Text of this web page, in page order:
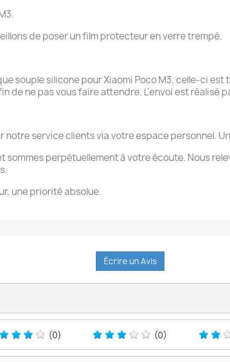
de poser un film protecteur en verre trempé.
souple silicone pour Xiaomi Poco M3, celle-ci est
de ne pas vous faire attendre. L'envoi est réalisé
service clients via votre espace personnel.
sommes perpétuellement à votre écoute. Nous
une priorité absolue.
Écrire un Avis
(0) (0)